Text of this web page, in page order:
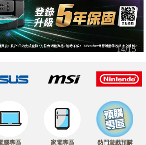
14/15
腦專區 家電專區 熱門遊戲預購